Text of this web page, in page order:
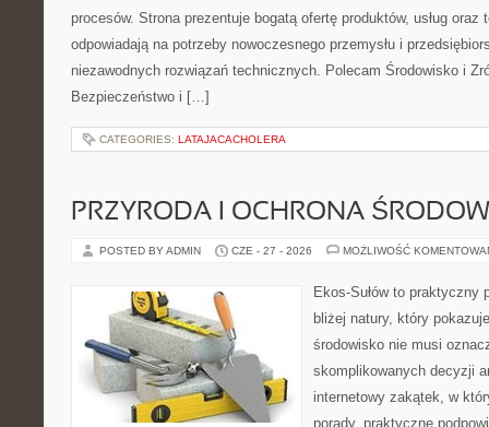
procesów. Strona prezentuje bogatą ofertę produktów, usług oraz
odpowiadają na potrzeby nowoczesnego przemysłu i
niezawodnych rozwiązań technicznych. Polecam Środowisko i
Bezpieczeństwo i […]
CATEGORIES: LATAJACACHOLERA
PRZYRODA I OCHRONA
POSTED BY ADMIN CZE - 27 - 2026 MOŻLIWOŚĆ
Ekos-Sułów to praktyczny
bliżej natury, który
środowisko nie musi
skomplikowanych decyzji
internetowy zakątek, w
porady, praktyczne